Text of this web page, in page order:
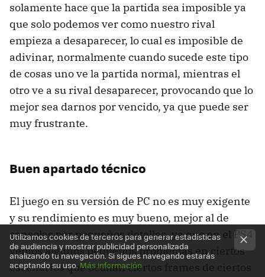
solamente hace que la partida sea imposible ya
que solo podemos ver como nuestro rival
empieza a desaparecer, lo cual es imposible de
adivinar, normalmente cuando sucede este tipo
de cosas uno ve la partida normal, mientras el
otro ve a su rival desaparecer, provocando que lo
mejor sea darnos por vencido, ya que puede ser
muy frustrante.
Buen apartado técnico
El juego en su versión de PC no es muy exigente
y su rendimiento es muy bueno, mejor al de
consolas por pequeños detalles, ya que en el PS4
vemos algunos pequeños problemas en ciertos
escenarios que ocultan ciertos frames de ciertos
Utilizamos cookies de terceros para generar estadísticas
de audiencia y mostrar publicidad personalizada
analizando tu navegación. Si sigues navegando estarás
aceptando su uso.Más información